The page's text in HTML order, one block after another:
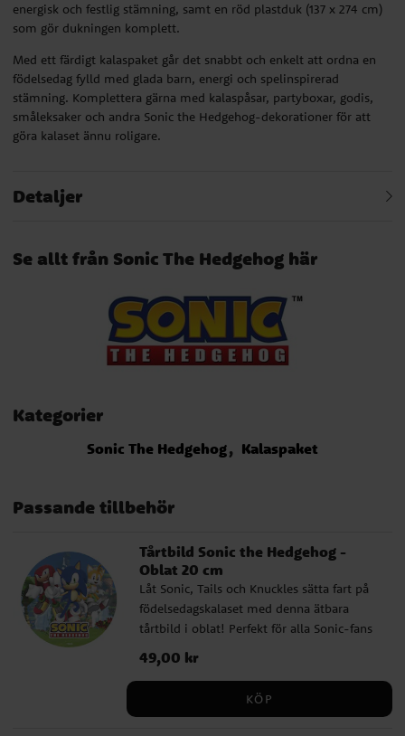
energisk och festlig stämning, samt en röd plastduk (137 x 274 cm)
som gör dukningen komplett.
Med ett färdigt kalaspaket går det snabbt och enkelt att ordna en
födelsedag fylld med glada barn, energi och spelinspirerad
stämning. Komplettera gärna med kalaspåsar, partyboxar, godis,
småleksaker och andra Sonic the Hedgehog-dekorationer för att
göra kalaset ännu roligare.
Detaljer
Se allt från Sonic The Hedgehog här
Kategorier
Sonic The Hedgehog Kalaspaket
Passande tillbehör
Tårtbild Sonic the Hedgehog -
Oblat 20 cm
Låt Sonic, Tails och Knuckles sätta fart på
födelsedagskalaset med denna ätbara
tårtbild i oblat! Perfekt för alla Sonic-fans
som vill skapa en actionfylld tårta
inspirerad av Segas ikoniska blå igelkott.
tårtor ✔ Gluten- och laktosfri – utan
Pris :49,00 kr
49,00 kr
KÖP